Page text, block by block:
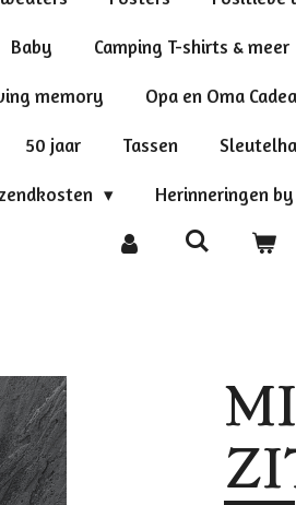
Baby Camping T-shirts & meer
memory Opa en Oma
50 jaar Tassen
Herinneringen